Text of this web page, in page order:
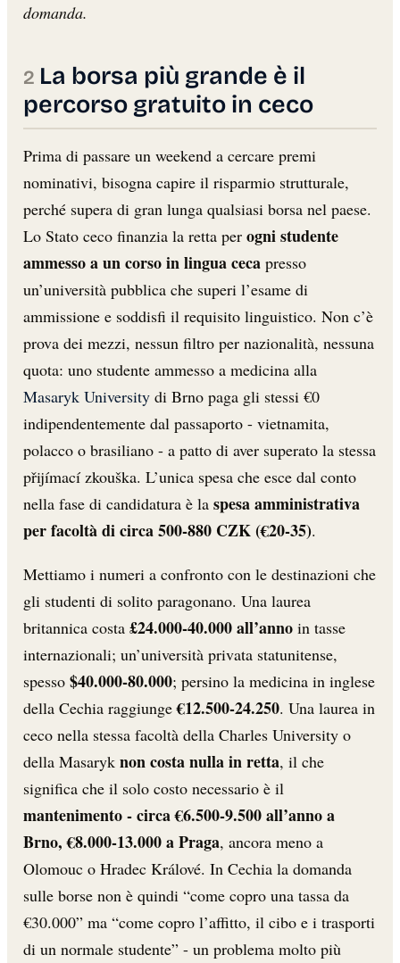
domanda.
La borsa più grande è il
percorso gratuito in ceco
Prima di passare un weekend a cercare premi
nominativi, bisogna capire il risparmio strutturale,
perché supera di gran lunga qualsiasi borsa nel paese.
Lo Stato ceco finanzia la retta per ogni studente
ammesso a un corso in lingua ceca presso
un’università pubblica che superi l’esame di
ammissione e soddisfi il requisito linguistico. Non c’è
prova dei mezzi, nessun filtro per nazionalità, nessuna
quota: uno studente ammesso a medicina alla
Masaryk University di Brno paga gli stessi €0
indipendentemente dal passaporto - vietnamita,
polacco o brasiliano - a patto di aver superato la stessa
přijímací zkouška. L’unica spesa che esce dal conto
nella fase di candidatura è la spesa amministrativa
per facoltà di circa 500-880 CZK (€20-35).
Mettiamo i numeri a confronto con le destinazioni che
gli studenti di solito paragonano. Una laurea
britannica costa £24.000-40.000 all’anno in tasse
internazionali; un’università privata statunitense,
spesso $40.000-80.000; persino la medicina in inglese
della Cechia raggiunge€12.500-24.250. Una laurea in
ceco nella stessa facoltà della Charles University o
della Masaryk non costa nulla in retta, il che
significa che il solo costo necessario è il
mantenimento - circa €6.500-9.500 all’anno a
Brno, €8.000-13.000 a Praga, ancora meno a
Olomouc o Hradec Králové. In Cechia la domanda
sulle borse non è quindi “come copro una tassa da
€30.000” ma “come copro l’affitto, il cibo e i trasporti
di un normale studente” - un problema molto più